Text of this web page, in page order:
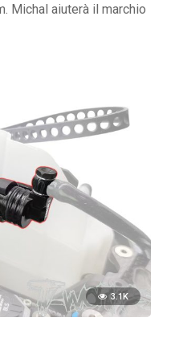
Michal aiuterà il marchio
3.1K